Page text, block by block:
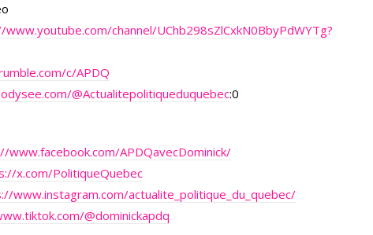
channel/UChb298sZlCxkN0BbyPdWYTg?
c/APDQ
@Actualitepolitiqueduquebec:0
www.facebook.com/APDQavecDominick/
x.com/PolitiqueQuebec
www.instagram.com/actualite_politique_du_quebec/
@dominickapdq